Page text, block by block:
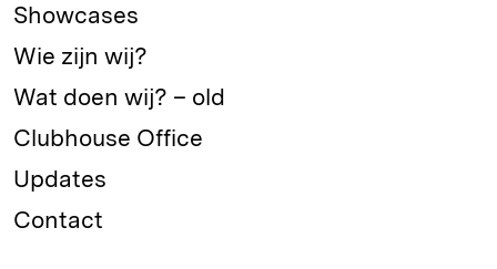
Showcases
Wie zijn wij?
Wat doen wij? – old
Clubhouse Office
Updates
Contact